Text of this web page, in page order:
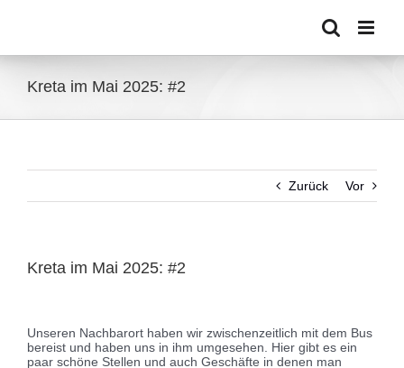
Kreta im Mai 2025: #2
Zurück Vor
Kreta im Mai 2025: #2
Bild
Unseren Nachbarort haben wir zwischenzeitlich mit dem Bus
bereist und haben uns in ihm umgesehen. Hier gibt es ein
paar schöne Stellen und auch Geschäfte in denen man